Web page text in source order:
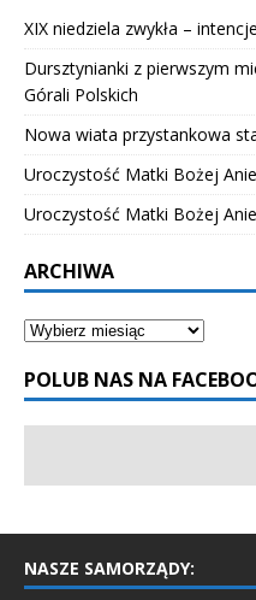
XIX niedziela zwykła – intencje
Dursztynianki z pierwszym
Górali Polskich
Nowa wiata przystankowa
Uroczystość Matki Bożej
Uroczystość Matki Bożej
ARCHIWA
POLUB NAS NA
NASZE SAMORZĄDY: